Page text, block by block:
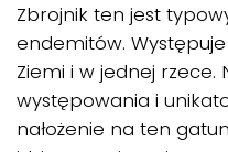
Zbrojnik ten jest
endemitów.
Ziemi i w jednej rzece.
występowania i
nałożenie na ten